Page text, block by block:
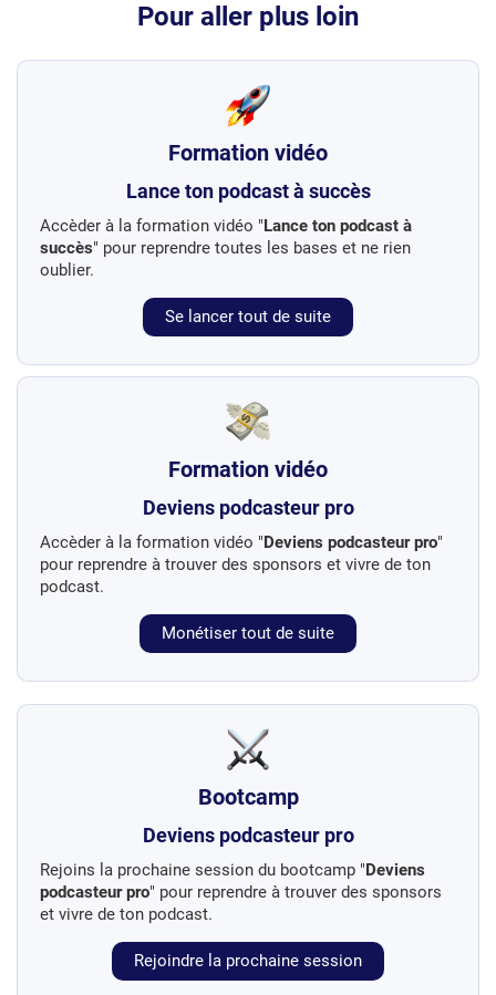
Pour aller plus loin
Formation vidéo
Lance ton podcast à succès
Accèder à la formation vidéo "Lance ton podcast à
succès" pour reprendre toutes les bases et ne rien
oublier.
Se lancer tout de suite
Formation vidéo
Deviens podcasteur pro
Accèder à la formation vidéo "Deviens podcasteur pro"
pour reprendre à trouver des sponsors et vivre de ton
podcast.
Monétiser tout de suite
Bootcamp
Deviens podcasteur pro
Rejoins la prochaine session du bootcamp "Deviens
podcasteur pro" pour reprendre à trouver des sponsors
et vivre de ton podcast.
Rejoindre la prochaine session